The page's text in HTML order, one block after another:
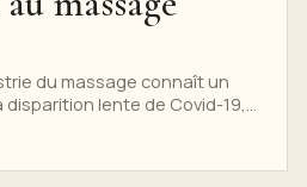
du massage connaît un
lente de Covid-19,